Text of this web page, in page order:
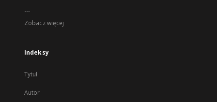
...
Zobacz więcej
Indeksy
Tytuł
Autor